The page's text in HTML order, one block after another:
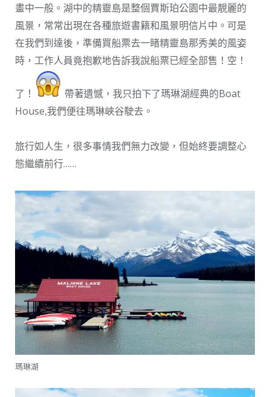
畫中一般。湖中的精靈島是整個賈斯珀公園中最靚麗的
風景，常常出現在各種旅遊書籍和風景明信片中。可是
在我們到達後，準備買船票去一睹精靈島那秀美的風姿
時，工作人員竟抱歉地告訴我說船票已經全部售！空！
了！
帶著遺憾，我只拍下了瑪琳湖經典的Boat
House,我們便往瑪琳峽谷駛去。
旅行如人生，很多事情我們無力改變，但始終要調整心
態繼續前行……
瑪琳湖